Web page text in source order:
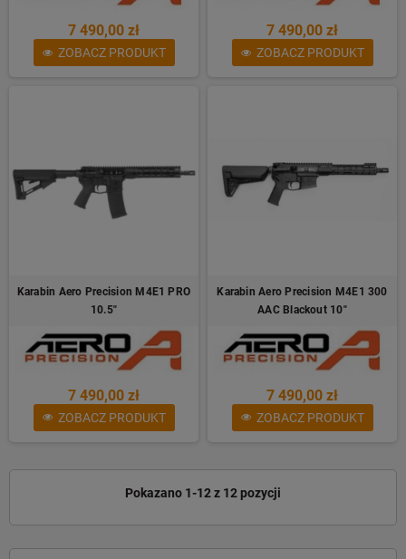
7 490,00 zł
ZOBACZ PRODUKT
7 490,00 zł
ZOBACZ PRODUKT
Karabin Aero Precision M4E1 PRO
10.5"
7 490,00 zł
ZOBACZ PRODUKT
Karabin Aero Precision M4E1 300
AAC Blackout 10"
7 490,00 zł
ZOBACZ PRODUKT
Pokazano 1-12 z 12 pozycji